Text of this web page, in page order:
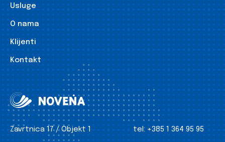
Usluge
O nama
Klijenti
Kontakt
Zavrtnica 17 / Objekt 1
tel: +385 1 364 95 95